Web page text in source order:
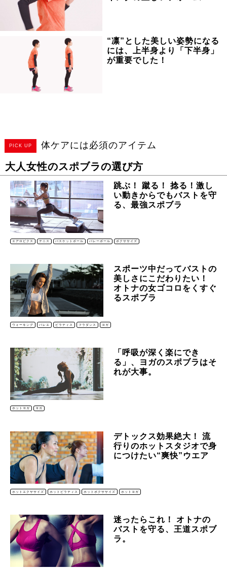
“凛”とした美しい姿勢になる
には、上半身より「下半身」
が重要でした！
PICK UP 体ケアには必須のアイテム
大人女性のスポブラの選び方
跳ぶ！ 蹴る！ 捻る！激し
い動きからでもバストを守
る、最強スポブラ
エアロビクス テニス バスケットボール バレーボール ボクササイズ
スポーツ中だってバストの
美しさにこだわりたい！
オトナの女ゴコロをくすぐ
るスポブラ
ウォーキング バレエ ピラティス フラダンス ヨガ
「呼吸が深く楽にでき
る」、ヨガのスポブラはそ
れが大事。
ホットヨガ ヨガ
デトックス効果絶大！ 流
行りのホットスタジオで身
につけたい“爽快”ウエア
ホットエクササイズ ホットピラティス ホットボクササイズ ホットヨガ
迷ったらこれ！ オトナの
バストを守る、王道スポブ
ラ。